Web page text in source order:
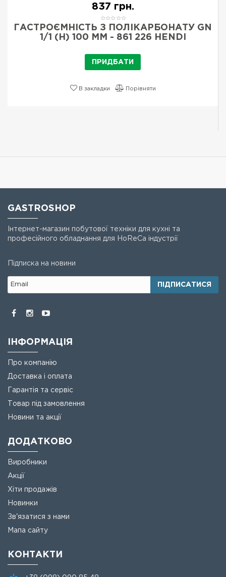
837 грн.
ГАСТРОЄМНІСТЬ З ПОЛІКАРБОНАТУ GN
1/1 (H) 100 ММ - 861 226 HENDI
ПРИДБАТИ
В закладки Порівняти
GASTROSHOP
Інтернет-магазин побутової техніки для кухні та
професійного обладнання для HoReCa індустрії
Підписка на новини
ПІДПИСАТИСЯ
ІНФОРМАЦІЯ
Про компанію
Доставка і оплата
Гарантія та сервіс
Товар під замовлення
Новини та акції
ДОДАТКОВО
Виробники
Акції
Хіти продажів
Новинки
Зв'язатися з нами
Мапа сайту
КОНТАКТИ